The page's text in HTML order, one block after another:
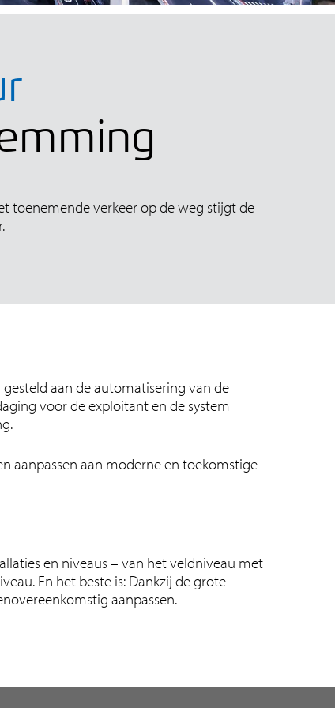
toenemende verkeer op de weg stijgt de
aan de automatisering van de
voor de exploitant en de system
aanpassen aan moderne en toekomstige
en niveaus – van het veldniveau met
En het beste is: Dankzij de grote
aanpassen.